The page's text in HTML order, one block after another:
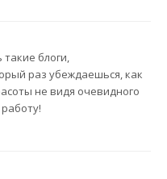
блоги,
раз убеждаешься, как
не видя очевидного